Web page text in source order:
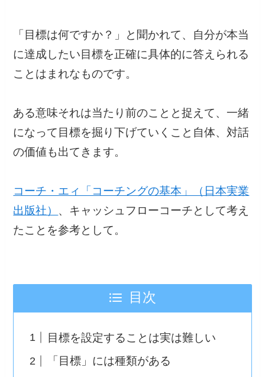
「目標は何ですか？」と聞かれて、自分が本当
に達成したい目標を正確に具体的に答えられる
ことはまれなものです。
ある意味それは当たり前のことと捉えて、一緒
になって目標を掘り下げていくこと自体、対話
の価値も出てきます。
コーチ・エィ「コーチングの基本」（日本実業
出版社） 、キャッシュフローコーチとして考え
たことを参考として。
目次
目標を設定することは実は難しい
「目標」には種類がある